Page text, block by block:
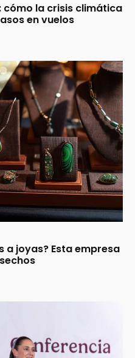
cómo la crisis climática
en vuelos
a joyas? Esta empresa